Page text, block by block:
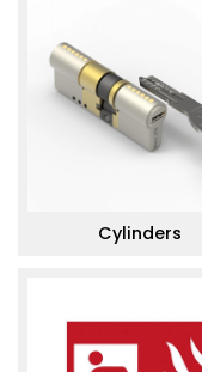
Cylinders